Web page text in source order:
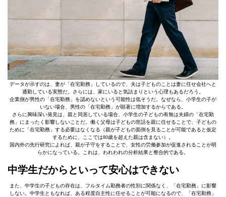
データが示すのは、妻が「在宅勤務」しているので、夫は子どものことは妻に任せ会社へと
通勤している実態だ。さらには、家にいると気詰まりという心理もあるだろう。
企業側が男性の「在宅勤務」を認めないという可能性は低そうだ。なぜなら、小学生の子が
いない場合、男性の「在宅勤務」が顕著に増加するからである。
さらに興味深い発見は、親と同居している場合、小学生の子どもの有無は夫婦の「在宅勤
務」にまったく影響しないことだ。働く父母は子どもの世話を親に任せることで、子どもの
ために「在宅勤務」する必要はなくなる（親が子どもの面倒を見ることが可能であると仮定
するために、ここでは80歳を超えた親は含まない）。
国内外の先行研究によれば、親が子守をすることで、女性の労働参加が促進されることが明
らかになっている。これは、われわれの分析結果と整合的である。
中学生だからといって安心はできない
また、中学生の子どもの存在は、フルタイム勤務者の性別に関係なく、「在宅勤務」に影響
しない。中学生ともなれば、ある程度自主性に任せることが可能になるので、「在宅勤務」